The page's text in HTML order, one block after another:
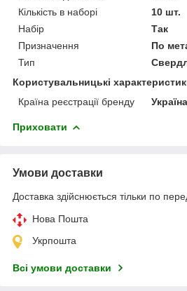
Кількість в наборі
10 шт.
Набір
Так
Призначення
По
Тип
Користувальницькі
Країна реєстрації бренду
Україна
Приховати
Умови доставки
Доставка здійснюється тільки по
Нова Пошта
Укрпошта
Всі умови доставки